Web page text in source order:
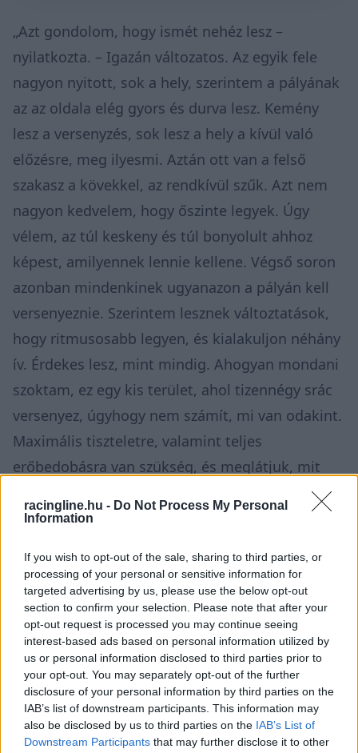
racingline.hu - Do Not Process My Personal
Information
If you wish to opt-out of the sale, sharing to third parties, or
processing of your personal or sensitive information for
targeted advertising by us, please use the below opt-out
section to confirm your selection. Please note that after your
opt-out request is processed you may continue seeing
interest-based ads based on personal information utilized by
us or personal information disclosed to third parties prior to
your opt-out. You may separately opt-out of the further
disclosure of your personal information by third parties on the
IAB’s list of downstream participants. This information may
also be disclosed by us to third parties on the IAB’s List of
Downstream Participants that may further disclose it to other
„Azt gondolom, hogy ismét nehéz lesz –
nyilatkozta. – Igazán változatos. Az egyik fele
nagyon nyitott, sok a hely, szerintem a pályának
az az oldala elég gyors és durva lesz. Kemény
lesz a versenyzés, sok lesz a hely a kívül való
előzésre, meg ilyesmi. Aztán ott van a felső
szakasz a kövekkel, az rendkívül szűk. Azt nem
nagyon kedvelem, hogy őszinte legyek. Úgy
vélem, az túl keskeny és túl bonyolult ahhoz
képest, amilyennek lennie kellene. Végső soron
azonban mindenkinek ugyanazon a pályán kell
versenyeznie. Szerintem lesznek változtatások,
hogy ritmusosabb legyen, és kialakuljon néhány
ív. Érdekes lesz, mint mindig. Ahogyan mondani
szoktam, ez egy kis terület, ahol tizennégy srác
versenyez, úgyhogy nem számít, mi van odakint.
Maximális tiszteletre, valamint teljes
erőbedobásra van szükség, és meglátjuk, mit
lehet tenni. Nem ez a kedvenc pályám, de úgy
vélem, jó lesz rajta versenyezni.”
Az elektromos motorral versenyző Eddie
Karlsson szerint nem ez lesz a leggyorsabb
pálya, és nem lesz könnyű dolguk. „Az alapján,
amit láttam, ismét elég technikásnak tűnik –
jelentette ki a svéd motoros. – Az utolsó, most
zajló módosításokat nem láttam, ám eddig
igencsak technikás. Úgy vélem, kicsit lassú lesz
[a tempó].”